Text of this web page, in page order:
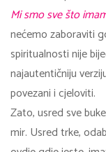
Mi smo sve što
nećemo zaboraviti
spiritualnosti nije
najautentičniju
povezani i cjeloviti.
Zato, usred sve
mir. Usred trke,